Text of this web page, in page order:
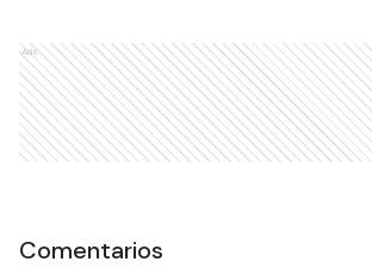
Ads
Comentarios